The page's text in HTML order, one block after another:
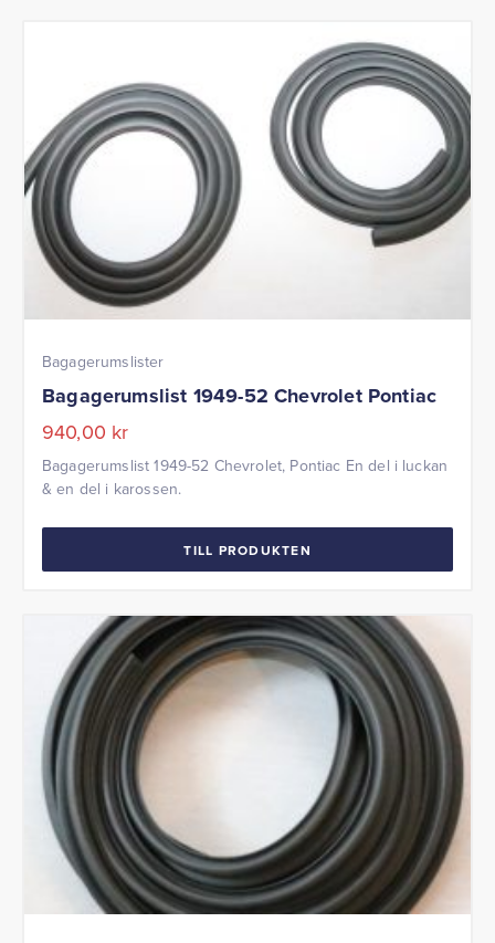
Bagagerumslister
Bagagerumslist 1949-52 Chevrolet Pontiac
940,00 kr
Bagagerumslist 1949-52 Chevrolet, Pontiac En del i luckan
& en del i karossen.
TILL PRODUKTEN